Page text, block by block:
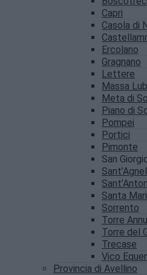
Capri
Casola di
Ercolano
Gragnano
Lettere
Massa
Meta di
Piano di
Pompei
Portici
Pimonte
San
Santa
Sorrento
Torre
Torre del
Trecase
Vico
Provincia di Avellino